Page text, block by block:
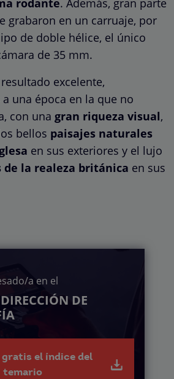
rodante. Además, gran parte
grabaron en un carruaje, por
de doble hélice, el único
de 35 mm.
excelente,
una época en la que no
con una gran riqueza visual,
bellos paisajes naturales
en sus exteriores y el lujo
de la realeza británica en sus
a en el
DE
gratis el índice del
temario